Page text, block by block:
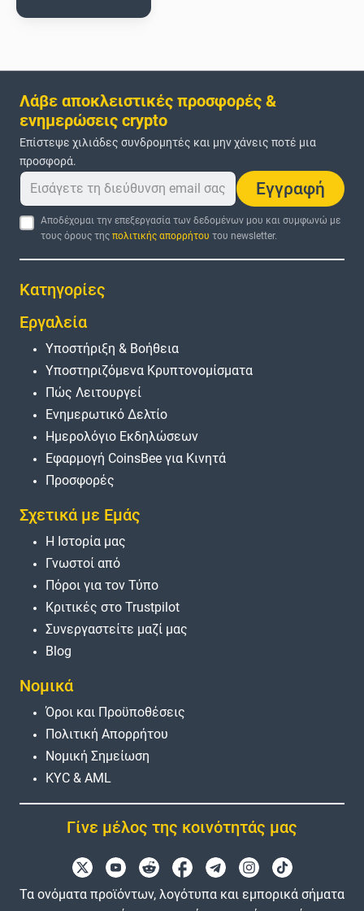
Λάβε αποκλειστικές προσφορές &
ενημερώσεις crypto
Επίστεψε χιλιάδες συνδρομητές και μην χάνεις ποτέ μια
προσφορά.
Εγγραφή
Αποδέχομαι την επεξεργασία των δεδομένων μου και συμφωνώ με
τους όρους τηςπολιτικής απορρήτου του newsletter.
Κατηγορίες
Εργαλεία
Υποστήριξη & Βοήθεια
Υποστηριζόμενα Κρυπτονομίσματα
Πώς Λειτουργεί
Ενημερωτικό Δελτίο
Ημερολόγιο Εκδηλώσεων
Εφαρμογή CoinsBee για Κινητά
Προσφορές
Σχετικά με Εμάς
Η Ιστορία μας
Γνωστοί από
Πόροι για τον Τύπο
Κριτικές στο Trustpilot
Συνεργαστείτε μαζί μας
Blog
Νομικά
Όροι και Προϋποθέσεις
Πολιτική Απορρήτου
Νομική Σημείωση
KYC & AML
Γίνε μέλος της κοινότητάς μας
Τα ονόματα προϊόντων, λογότυπα και εμπορικά σήματα